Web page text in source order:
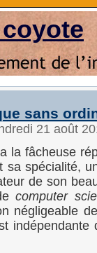
sans
21 août
a la fâcheuse
sa spécialité,
de son
computer
négligeable